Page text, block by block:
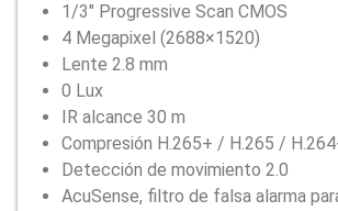
1/3″ Progressive Scan CMOS
4 Megapixel (2688×1520)
Lente 2.8 mm
0 Lux
IR alcance 30 m
Compresión H.265+ / H.265 /
Detección de movimiento 2.0
AcuSense, filtro de falsa alarma